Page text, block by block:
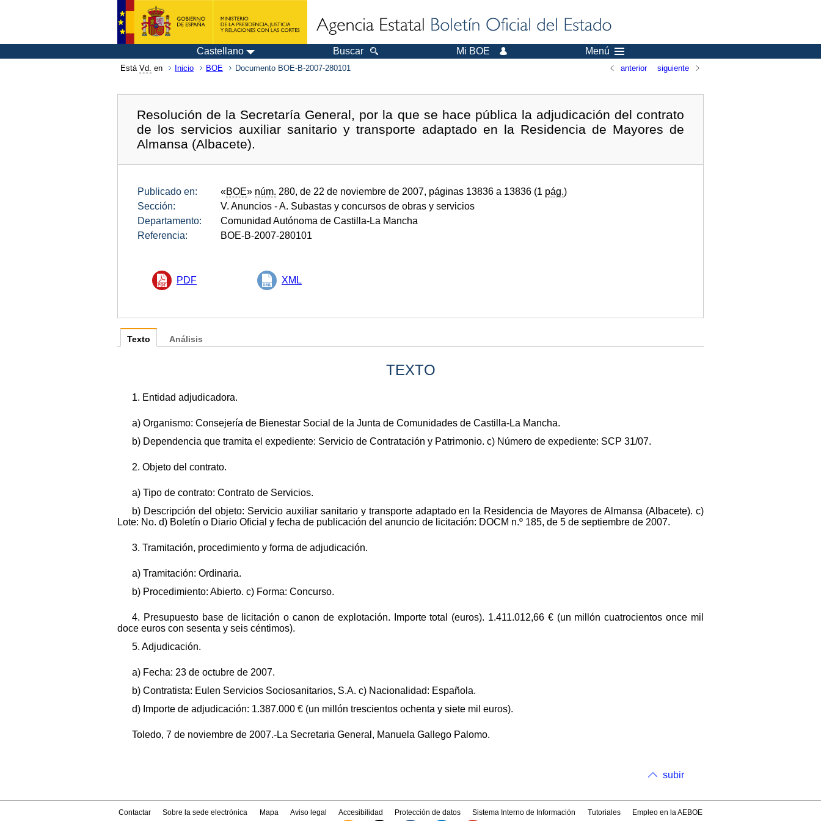
Castellano Buscar Mi BOE Menú
Está Vd. en Inicio BOE Documento BOE-B-2007-280101 anterior siguiente
Resolución de la Secretaría General, por la que se hace pública la adjudicación del contrato
de los servicios auxiliar sanitario y transporte adaptado en la Residencia de Mayores de
Almansa (Albacete).
Publicado en: «BOE» núm. 280, de 22 de noviembre de 2007, páginas 13836 a 13836 (1 pág.)
Sección:
V. Anuncios - A. Subastas y concursos de obras y servicios
Departamento:
Comunidad Autónoma de Castilla-La Mancha
Referencia:
BOE-B-2007-280101
PDF XML
Texto
TEXTO
1. Entidad adjudicadora.
a) Organismo: Consejería de Bienestar Social de la Junta de Comunidades de Castilla-La Mancha.
b) Dependencia que tramita el expediente: Servicio de Contratación y Patrimonio. c) Número de expediente: SCP 31/07.
2. Objeto del contrato.
a) Tipo de contrato: Contrato de Servicios.
b) Descripción del objeto: Servicio auxiliar sanitario y transporte adaptado en la Residencia de Mayores de Almansa (Albacete). c)
Lote: No. d) Boletín o Diario Oficial y fecha de publicación del anuncio de licitación: DOCM n.º 185, de 5 de septiembre de 2007.
3. Tramitación, procedimiento y forma de adjudicación.
a) Tramitación: Ordinaria.
b) Procedimiento: Abierto. c) Forma: Concurso.
4. Presupuesto base de licitación o canon de explotación. Importe total (euros). 1.411.012,66 € (un millón cuatrocientos once mil
doce euros con sesenta y seis céntimos).
5. Adjudicación.
a) Fecha: 23 de octubre de 2007.
b) Contratista: Eulen Servicios Sociosanitarios, S.A. c) Nacionalidad: Española.
d) Importe de adjudicación: 1.387.000 € (un millón trescientos ochenta y siete mil euros).
Toledo, 7 de noviembre de 2007.-La Secretaria General, Manuela Gallego Palomo.
Análisis
subir
Contactar Sobre la sede electrónica Mapa Aviso legal Accesibilidad Protección de datos Sistema Interno de Información Tutoriales Empleo en la AEBOE